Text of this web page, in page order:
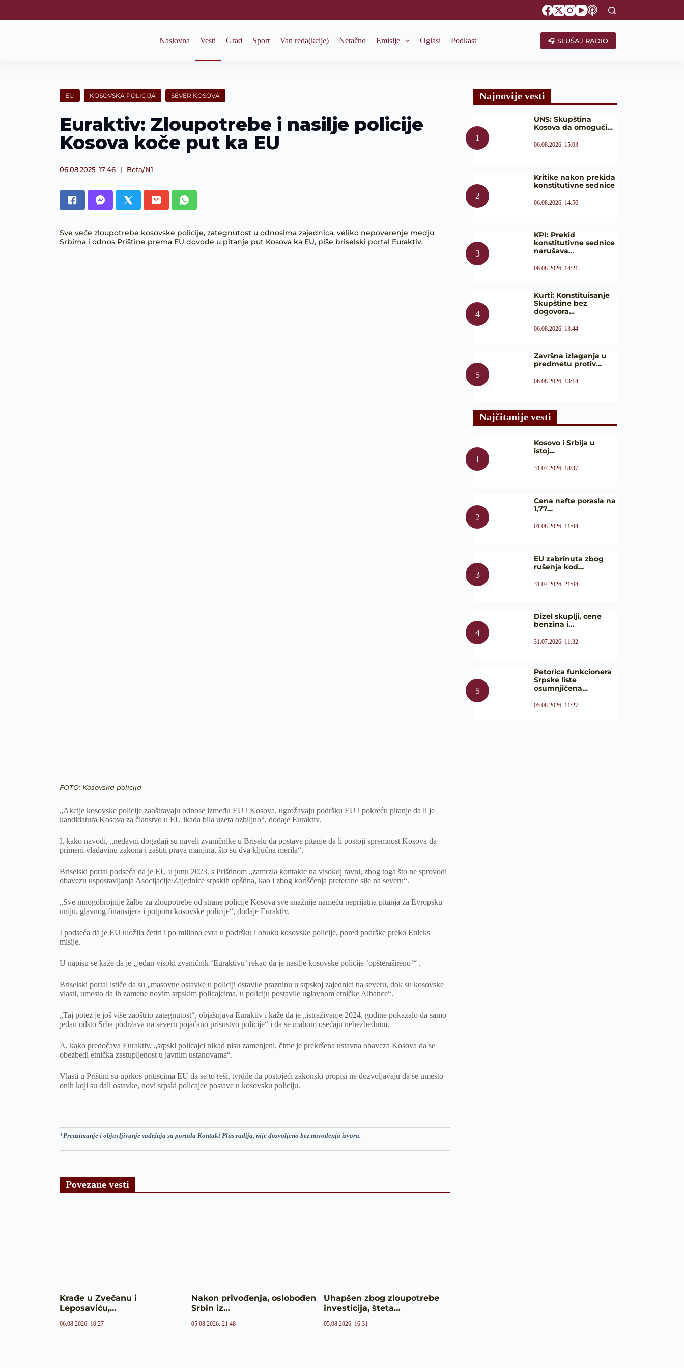
k
Naslovna Vesti Grad Sport Van reda(kcije) Netačno Emisije Oglasi Podkast 🎧 SLUŠAJ RADIO
EU KOSOVSKA POLICIJA SEVER KOSOVA
Euraktiv: Zloupotrebe i nasilje policije
Kosova koče put ka EU
06.08.2025. 17:46 Beta/N1
Sve veće zloupotrebe kosovske policije, zategnutost u odnosima zajednica, veliko nepoverenje medju
Srbima i odnos Prištine prema EU dovode u pitanje put Kosova ka EU, piše briselski portal Euraktiv.
FOTO: Kosovska policija
„Akcije kosovske policije zaoštravaju odnose između EU i Kosova, ugrožavaju podršku EU i pokreću pitanje da li je
kandidatura Kosova za članstvo u EU ikada bila uzeta ozbiljno“, dodaje Euraktiv.
I, kako navodi, „nedavni događaji su naveli zvaničnike u Briselu da postave pitanje da li postoji spremnost Kosova da
primeni vladavinu zakona i zaštiti prava manjina, što su dva ključna merila“.
Briselski portal podseća da je EU u junu 2023. s Prištinom „zamrzla kontakte na visokoj ravni, zbog toga što ne sprovodi
obavezu uspostavljanja Asocijacije/Zajednice srpskih opština, kao i zbog korišćenja preterane sile na severu“.
„Sve mnogobrojnije žalbe za zloupotrebe od strane policije Kosova sve snažnije nameću neprijatna pitanja za Evropsku
uniju, glavnog finansijera i potporu kosovske policije“, dodaje Euraktiv.
I podseća da je EU uložila četiri i po miliona evra u podršku i obuku kosovske policije, pored podrške preko Euleks
misije.
U napisu se kaže da je „jedan visoki zvaničnik ‘Euraktivu’ rekao da je nasilje kosovske policije ‘opšterašireno’“ .
Briselski portal ističe da su „masovne ostavke u policiji ostavile prazninu u srpskoj zajednici na severu, dok su kosovske
vlasti, umesto da ih zamene novim srpskim policajcima, u policiju postavile uglavnom etničke Albance“.
„Taj potez je još više zaoštrio zategnutost“, objašnjava Euraktiv i kaže da je „istraživanje 2024. godine pokazalo da samo
jedan odsto Srba podržava na severu pojačano prisustvo policije“ i da se mahom osećaju nebezbednim.
A, kako predočava Euraktiv, „srpski policajci nikad nisu zamenjeni, čime je prekršena ustavna obaveza Kosova da se
obezbedi etnička zastupljenost u javnim ustanovama“.
Vlasti u Prištini su uprkos pritiscima EU da se to reši, tvrdile da postojeći zakonski propisi ne dozvoljavaju da se umesto
onih koji su dali ostavke, novi srpski policajce postave u kosovsku policiju.
*Preuzimanje i objavljivanje sadržaja sa portala Kontakt Plus radija, nije dozvoljeno bez navođenja izvora.
Povezane vesti
Krađe u Zvečanu i
Leposaviću,…
06.08.2026. 10:27
Nakon privođenja, oslobođen
Srbin iz…
05.08.2026. 21:48
Uhapšen zbog zloupotrebe
investicija, šteta…
05.08.2026. 16:31
Najnovije vesti
UNS: Skupština
Kosova da omogući…
06.08.2026. 15:03
Kritike nakon prekida
konstitutivne sednice
06.08.2026. 14:56
KPI: Prekid
konstitutivne sednice
narušava…
06.08.2026. 14:21
Kurti: Konstituisanje
Skupštine bez
dogovora…
06.08.2026. 13:44
Završna izlaganja u
predmetu protiv…
06.08.2026. 13:14
Najčitanije vesti
Kosovo i Srbija u
istoj…
31.07.2026. 18:37
Cena nafte porasla na
1,77…
01.08.2026. 11:04
EU zabrinuta zbog
rušenja kod…
31.07.2026. 21:04
Dizel skuplji, cene
benzina i…
31.07.2026. 11:32
Petorica funkcionera
Srpske liste
osumnjičena…
05.08.2026. 11:27